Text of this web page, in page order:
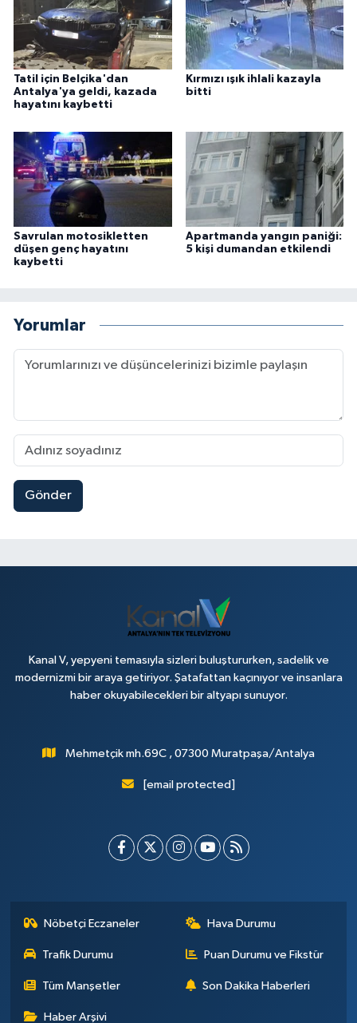
Tatil için Belçika'dan
Antalya'ya geldi, kazada
hayatını kaybetti
Kırmızı ışık ihlali kazayla
bitti
Savrulan motosikletten
düşen genç hayatını
kaybetti
Apartmanda yangın paniği:
5 kişi dumandan etkilendi
Yorumlar
Gönder
Kanal V, yepyeni temasıyla sizleri buluştururken, sadelik ve
modernizmi bir araya getiriyor. Şatafattan kaçınıyor ve insanlara
haber okuyabilecekleri bir altyapı sunuyor.
Mehmetçik mh.69C , 07300 Muratpaşa/Antalya
[email protected]
Nöbetçi Eczaneler Hava Durumu
Trafik Durumu Puan Durumu ve Fikstür
Tüm Manşetler Son Dakika Haberleri
Haber Arşivi